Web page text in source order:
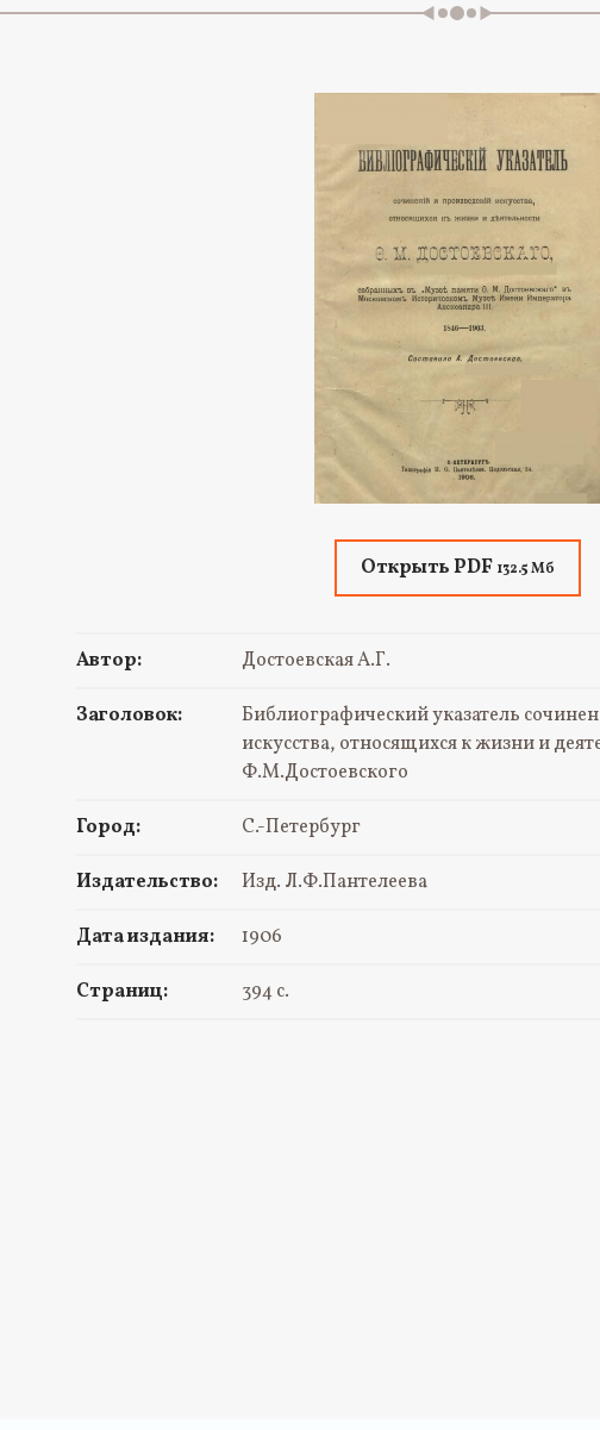
Открыть PDF 132.5 Мб
Автор: Достоевская А.Г.
Заголовок:
Библиографический указатель
искусства, относящихся к жизни и
Ф.М.Достоевского
Город: С.-Петербург
Издательство: Изд. Л.Ф.Пантелеева
Дата издания: 1906
Страниц: 394 с.